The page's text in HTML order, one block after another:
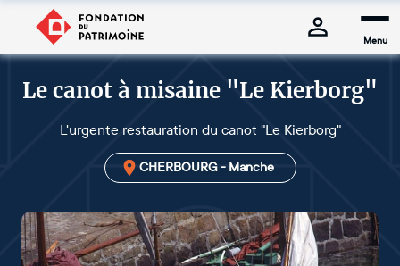
Menu
Le canot à misaine "Le Kierborg"
L'urgente restauration du canot "Le Kierborg"
CHERBOURG - Manche